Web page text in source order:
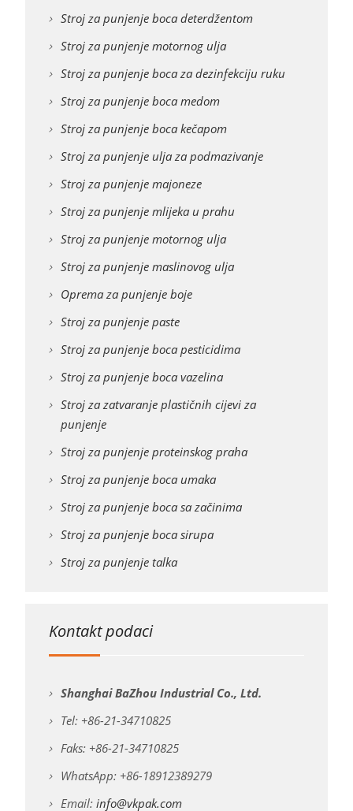
Stroj za punjenje boca deterdžentom
Stroj za punjenje motornog ulja
Stroj za punjenje boca za dezinfekciju ruku
Stroj za punjenje boca medom
Stroj za punjenje boca kečapom
Stroj za punjenje ulja za podmazivanje
Stroj za punjenje majoneze
Stroj za punjenje mlijeka u prahu
Stroj za punjenje motornog ulja
Stroj za punjenje maslinovog ulja
Oprema za punjenje boje
Stroj za punjenje paste
Stroj za punjenje boca pesticidima
Stroj za punjenje boca vazelina
Stroj za zatvaranje plastičnih cijevi za
punjenje
Stroj za punjenje proteinskog praha
Stroj za punjenje boca umaka
Stroj za punjenje boca sa začinima
Stroj za punjenje boca sirupa
Stroj za punjenje talka
Kontakt podaci
Shanghai BaZhou Industrial Co., Ltd.
Tel: +86-21-34710825
Faks: +86-21-34710825
WhatsApp: +86-18912389279
Email: info@vkpak.com